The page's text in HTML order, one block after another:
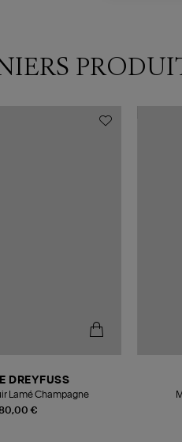
€
DREYFUSS
Lamé Champagne